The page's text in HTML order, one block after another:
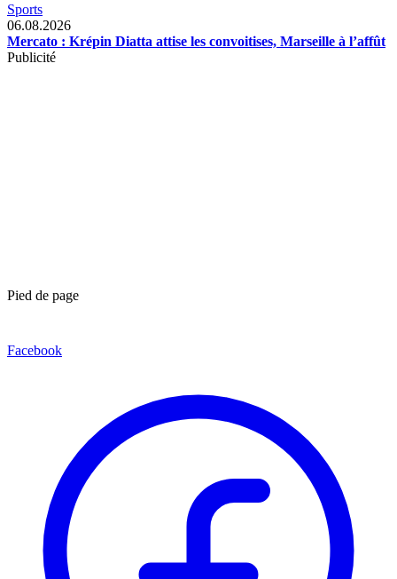
Sports
06.08.2026
Mercato : Krépin Diatta attise les convoitises, Marseille à l’affût
Publicité
Pied de page
Facebook